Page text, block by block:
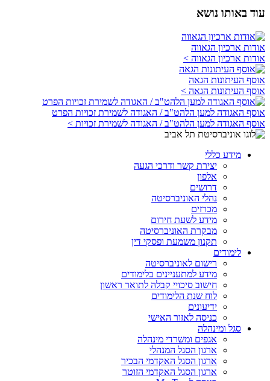
עוד באותו נושא
אודות ארכיון הגאווה
אודות ארכיון הגאווה >
אוסף העיתונות הגאה
אוסף העיתונות הגאה >
אוסף האגודה למען הלהט"ב / האגודה לשמירת זכויות הפרט
אוסף האגודה למען הלהט"ב / האגודה לשמירת זכויות >
מידע כללי
יצירת קשר ודרכי הגעה
אלפון
דרושים
נהלי האוניברסיטה
מכרזים
מידע לשעת חירום
מבקרת האוניברסיטה
תקנון משמעת ופסקי דין
לימודים
רישום לאוניברסיטה
מידע למתעניינים בלימודים
חישוב סיכויי קבלה לתואר ראשון
לוח שנת הלימודים
ידיעונים
כניסה לאזור האישי
סגל ומינהלה
אגפים ומשרדי מינהלה
ארגון הסגל המנהלי
ארגון הסגל האקדמי הבכיר
ארגון הסגל האקדמי הזוטר